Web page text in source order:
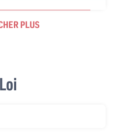
PLUS